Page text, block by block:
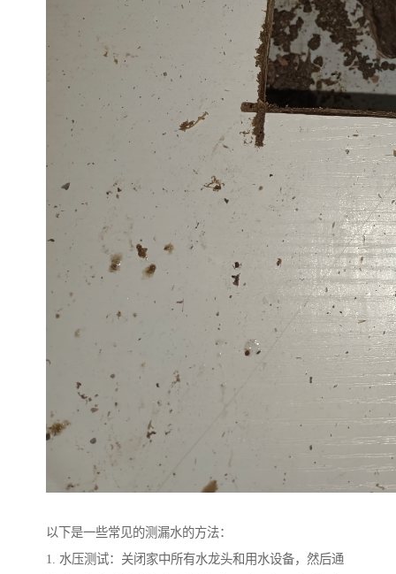
以下是一些常见的测漏水的方法：
1. 水压测试：关闭家中所有水龙头和用水设备，然后通